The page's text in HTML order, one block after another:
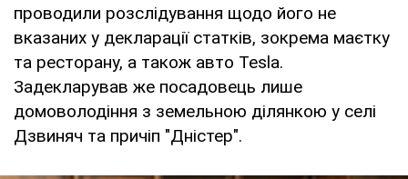
проводили розслідування щодо його не
вказаних у декларації статків, зокрема маєтку
та ресторану, а також авто Tesla.
Задекларував же посадовець лише
домоволодіння з земельною ділянкою у селі
Дзвиняч та причіп "Дністер".